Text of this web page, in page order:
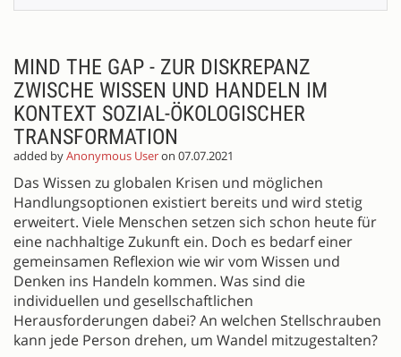
MIND THE GAP - ZUR DISKREPANZ
ZWISCHE WISSEN UND HANDELN IM
KONTEXT SOZIAL-ÖKOLOGISCHER
TRANSFORMATION
added byAnonymous Useron 07.07.2021
Das Wissen zu globalen Krisen und möglichen
Handlungsoptionen existiert bereits und wird stetig
erweitert. Viele Menschen setzen sich schon heute für
eine nachhaltige Zukunft ein. Doch es bedarf einer
gemeinsamen Reflexion wie wir vom Wissen und
Denken ins Handeln kommen. Was sind die
individuellen und gesellschaftlichen
Herausforderungen dabei? An welchen Stellschrauben
kann jede Person drehen, um Wandel mitzugestalten?